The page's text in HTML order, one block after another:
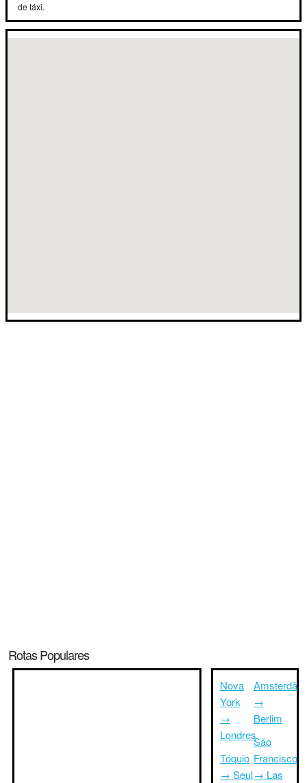
de táxi.
Rotas Populares
Nova
York
→
Londres
Tóquio
→ Seul
Amsterdã
→
Berlim
São
Francisco
→ Las